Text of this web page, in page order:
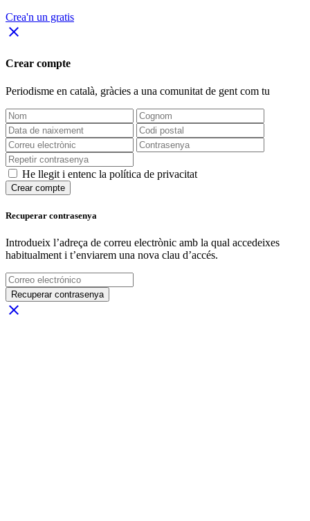
Crea'n un gratis
close
Crear compte
Periodisme en català, gràcies a una comunitat de gent com tu
He llegit i entenc la política de privacitat
Crear compte
Recuperar contrasenya
Introdueix l’adreça de correu electrònic amb la qual accedeixes
habitualment i t’enviarem una nova clau d’accés.
Recuperar contrasenya
close